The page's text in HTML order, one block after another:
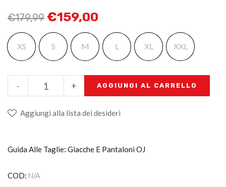
€179,99 €159,00
XS S M L XL XXL
+
- AGGIUNGI AL CARRELLO
Aggiungi alla lista dei desideri
Guida Alle Taglie: Giacche E Pantaloni OJ
COD: N/A